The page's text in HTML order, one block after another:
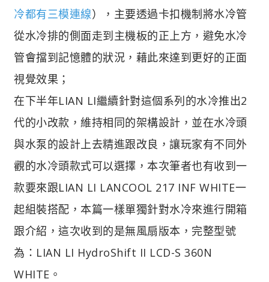
冷都有三模連線），主要透過卡扣機制將水冷管
從水冷排的側面走到主機板的正上方，避免水冷
管會擋到記憶體的狀況，藉此來達到更好的正面
視覺效果；
在下半年LIAN LI繼續針對這個系列的水冷推出2
代的小改款，維持相同的架構設計，並在水冷頭
與水泵的設計上去精進跟改良，讓玩家有不同外
觀的水冷頭款式可以選擇，本次筆者也有收到一
款要來跟LIAN LI LANCOOL 217 INF WHITE一
起組裝搭配，本篇一樣單獨針對水冷來進行開箱
跟介紹，這次收到的是無風扇版本，完整型號
為：LIAN LI HydroShift II LCD-S 360N
WHITE。